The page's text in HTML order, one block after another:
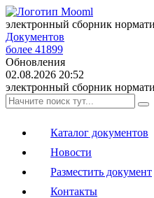
электронный сборник
Документов
более 41899
Обновления
02.08.2026 20:52
электронный сборник
Каталог документов
Новости
Разместить документ
Контакты